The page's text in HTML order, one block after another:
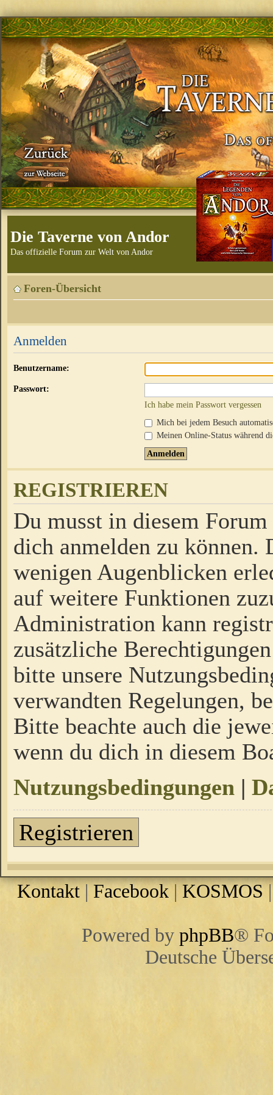
Die Taverne von Andor
Das offizielle Forum zur Welt von Andor
Foren-Übersicht
Anmelden
Benutzername:
Passwort:
Ich habe mein Passwort vergessen
Mich bei jedem Besuch
Meinen Online-Status während
REGISTRIEREN
Du musst in diesem
dich anmelden zu
wenigen Augenblicken
auf weitere Funktionen
Administration kann
zusätzliche
bitte unsere
verwandten Regelungen,
Bitte beachte auch die
wenn du dich in diesem
Nutzungsbedingungen |
Registrieren
Kontakt | Facebook |KOSMOS
Powered by phpBB®
Deutsche